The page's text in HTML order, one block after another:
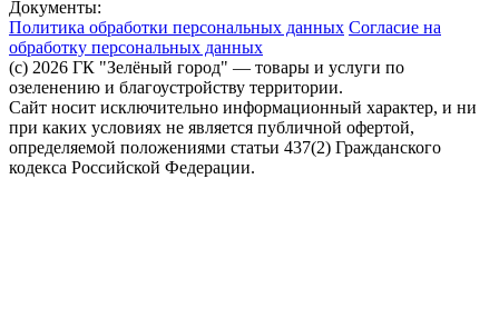
Документы:
Политика обработки персональных данных Согласие на
обработку персональных данных
(c) 2026 ГК "Зелёный город" — товары и услуги по
озеленению и благоустройству территории.
Сайт носит исключительно информационный характер, и ни
при каких условиях не является публичной офертой,
определяемой положениями статьи 437(2) Гражданского
кодекса Российской Федерации.